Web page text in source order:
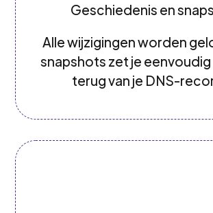
Geschiedenis en
Alle wijzigingen worden
snapshots zet je
terug van je DNS-